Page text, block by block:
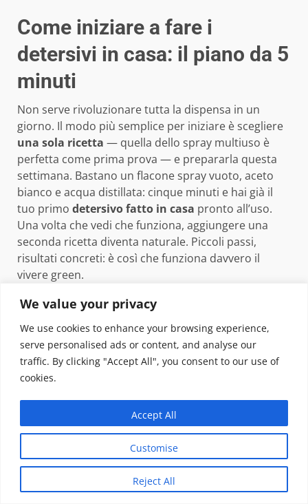
We value your privacy
We use cookies to enhance your browsing experience,
serve personalised ads or content, and analyse our
traffic. By clicking "Accept All", you consent to our use of
cookies.
Customise
Reject All
Accept All
Come iniziare a fare i
detersivi in casa: il piano da 5
minuti
Non serve rivoluzionare tutta la dispensa in un
giorno. Il modo più semplice per iniziare è scegliere
una sola ricetta — quella dello spray multiuso è
perfetta come prima prova — e prepararla questa
settimana. Bastano un flacone spray vuoto, aceto
bianco e acqua distillata: cinque minuti e hai già il
tuo primo detersivo fatto in casa pronto all’uso.
Una volta che vedi che funziona, aggiungere una
seconda ricetta diventa naturale. Piccoli passi,
risultati concreti: è così che funziona davvero il
vivere green.
Domande frequenti sui
detersivi fatti in casa
I detersivi fatti in casa disinfettano
davvero?
L’aceto bianco e l’olio essenziale di tea tree hanno
dimostrate proprietà antimicrobiche, ma non
raggiungono il livello di disinfezione certificato dei
prodotti biocidi commerciali. Per la pulizia
quotidiana di superfici sane sono più che sufficienti;